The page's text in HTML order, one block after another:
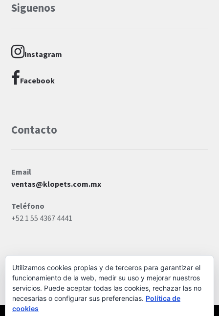
Siguenos
Instagram
Facebook
Contacto
Email
ventas@klopets.com.mx
Teléfono
+52 1 55 4367 4441
© KLÓ PETS MÉXICO 2026
Storefront diseñado porWooCommerce.
Utilizamos cookies propias y de terceros para garantizar el
funcionamiento de la web, medir su uso y mejorar nuestros
servicios. Puede aceptar todas las cookies, rechazar las no
necesarias o configurar sus preferencias. Política de
cookies